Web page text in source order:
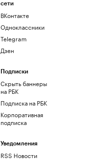
сети
ВКонтакте
Одноклассники
Telegram
Дзен
Подписки
Скрыть баннеры
на РБК
Подписка на РБК
Корпоративная
подписка
Уведомления
RSS Новости